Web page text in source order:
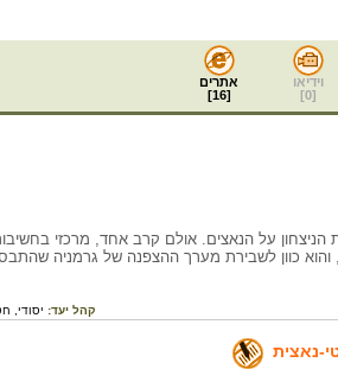
וידיאו
[
0
]
אתרים
[
16
]
על הנאצים. אולם קרב אחד, מרכזי
והוא כוון לשבירת מערך ההצפנה של גרמניה
קהל יעד: יסודי,
נאצית